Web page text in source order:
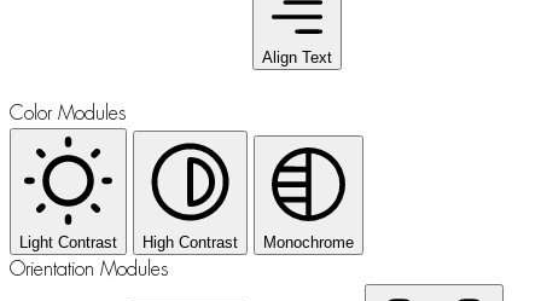
Align Text
Color Modules
Light Contrast High Contrast Monochrome
Orientation Modules